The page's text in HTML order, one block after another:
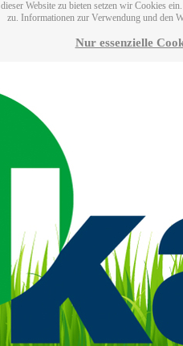
Website zu bieten setzen wir Cookies
zu. Informationen zur Verwendung und den
Nur essenzielle